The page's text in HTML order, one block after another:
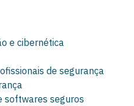
e cibernética
de segurança
softwares seguros